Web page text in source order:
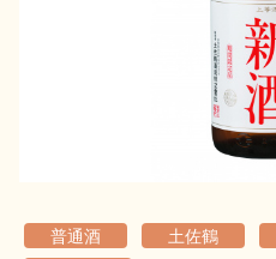
普通酒 土佐鶴